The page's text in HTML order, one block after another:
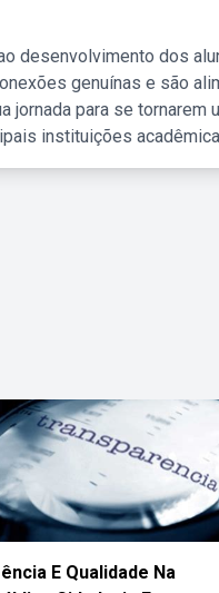
desenvolvimento dos
genuínas e são
para se tornarem
instituições
E Qualidade Na